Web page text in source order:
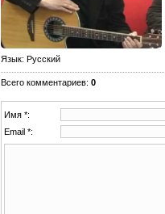
Язык: Русский
Всего комментариев: 0
Имя *:
Email *: